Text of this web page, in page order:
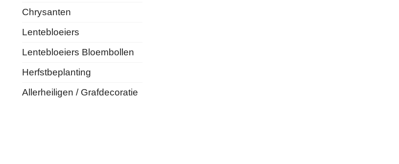
Chrysanten
Lentebloeiers
Lentebloeiers Bloembollen
Herfstbeplanting
Allerheiligen / Grafdecoratie